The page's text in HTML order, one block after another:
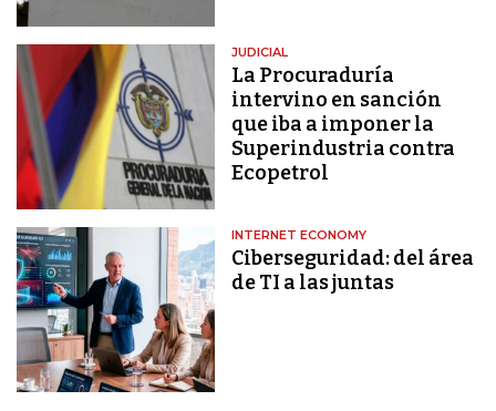
JUDICIAL
La Procuraduría
intervino en sanción
que iba a imponer la
Superindustria contra
Ecopetrol
INTERNET ECONOMY
Ciberseguridad: del área
de TI a las juntas